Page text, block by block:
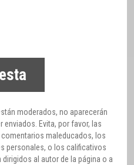
moderados, no aparecerán
enviados. Evita, por favor, las
maleducados, los
personales, o los calificativos
al autor de la página o a